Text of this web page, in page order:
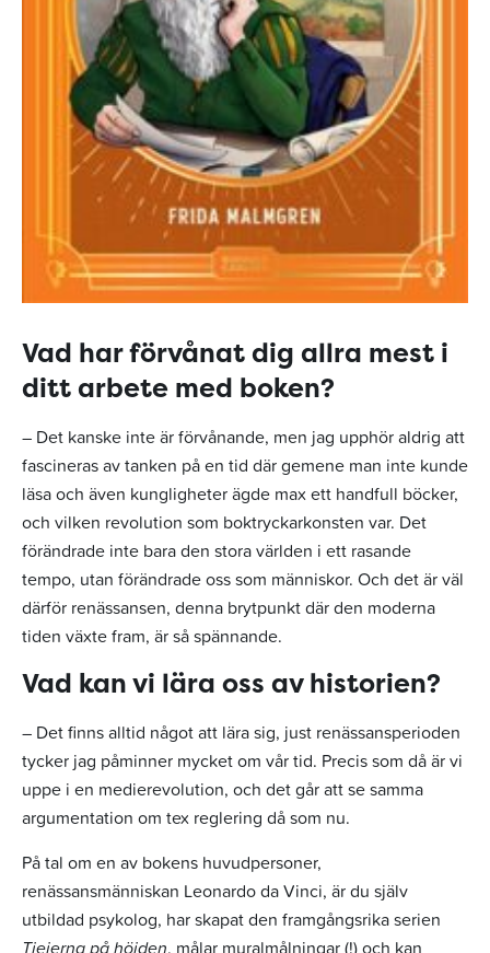
Vad har förvånat dig allra mest i
ditt arbete med boken?
– Det kanske inte är förvånande, men jag upphör aldrig att
fascineras av tanken på en tid där gemene man inte kunde
läsa och även kungligheter ägde max ett handfull böcker,
och vilken revolution som boktryckarkonsten var. Det
förändrade inte bara den stora världen i ett rasande
tempo, utan förändrade oss som människor. Och det är väl
därför renässansen, denna brytpunkt där den moderna
tiden växte fram, är så spännande.
Vad kan vi lära oss av historien?
– Det finns alltid något att lära sig, just renässansperioden
tycker jag påminner mycket om vår tid. Precis som då är vi
uppe i en medierevolution, och det går att se samma
argumentation om tex reglering då som nu.
På tal om en av bokens huvudpersoner,
renässansmänniskan Leonardo da Vinci, är du själv
utbildad psykolog, har skapat den framgångsrika serien
Tjejerna på höjden, målar muralmålningar (!) och kan